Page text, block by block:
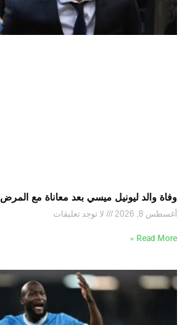
وفاة والد ليونيل ميسي بعد معاناة مع المرض
أغسطس 8, 2026 لا توجد تعليقات
Read More »